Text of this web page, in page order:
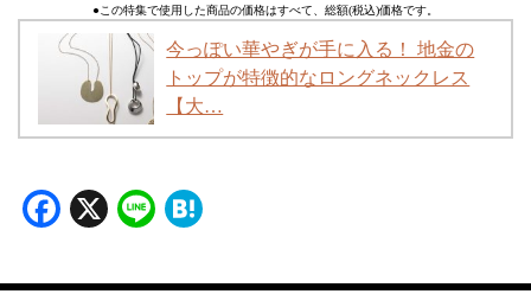
●この特集で使用した商品の価格はすべて、総額(税込)価格です。
今っぽい華やぎが手に入る！ 地金の
トップが特徴的なロングネックレス
【大…
Facebook
X Line